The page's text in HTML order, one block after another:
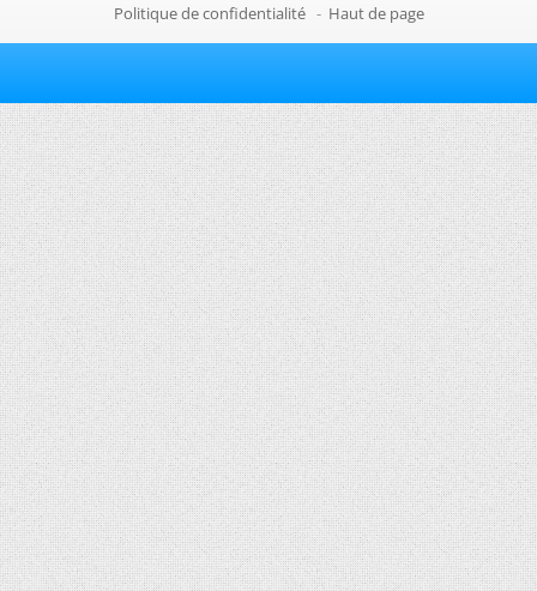
Politique de confidentialité - Haut de page